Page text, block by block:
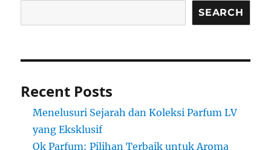
SEARCH
Recent Posts
Menelusuri Sejarah dan Koleksi Parfum LV
yang Eksklusif
Ok Parfum: Pilihan Terbaik untuk Aroma